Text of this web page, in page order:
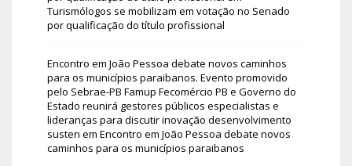
Turismólogos se mobilizam em votação no Senado
por qualificação do título profissional
Encontro em João Pessoa debate novos caminhos
para os municípios paraibanos. Evento promovido
pelo Sebrae-PB Famup Fecomércio PB e Governo do
Estado reunirá gestores públicos especialistas e
lideranças para discutir inovação desenvolvimento
susten em Encontro em João Pessoa debate novos
caminhos para os municípios paraibanos